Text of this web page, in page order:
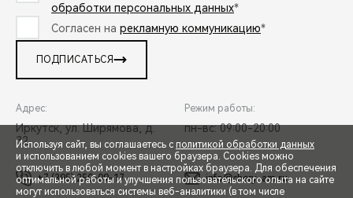
обработки персональных данных*
Согласен на рекламную коммуникацию*
ПОДПИСАТЬСЯ
Адрес:
Иркутск, ул. Ширямова, д.
32
Режим работы:
пн-вс: 09:00-20:00
+7 (395) 250-09-17 info@chery-am.ru
Используя сайт, вы соглашаетесь с политикой обработки данных
и использованием cookies вашего браузера. Cookies можно
отключить в любой момент в настройках браузера. Для обеспечения
оптимальной работы и улучшения пользовательского опыта на сайте
могут использоваться системы веб-аналитики (в том числе